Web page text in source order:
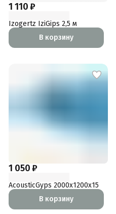
1 110 ₽
Izogertz IziGips 2,5 м
В корзину
1 050 ₽
AcousticGyps 2000x1200x15
В корзину